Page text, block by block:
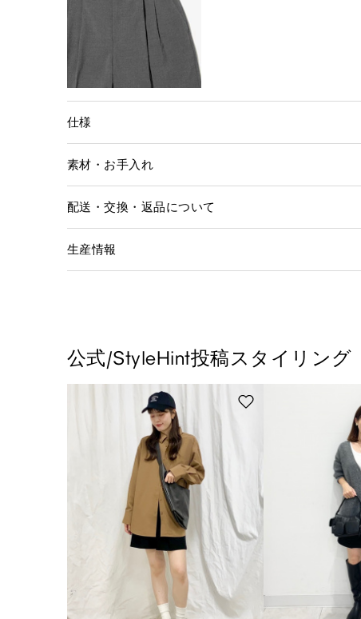
仕様
素材・お手入れ
配送・交換・返品について
生産情報
公式/StyleHint投稿スタイリング